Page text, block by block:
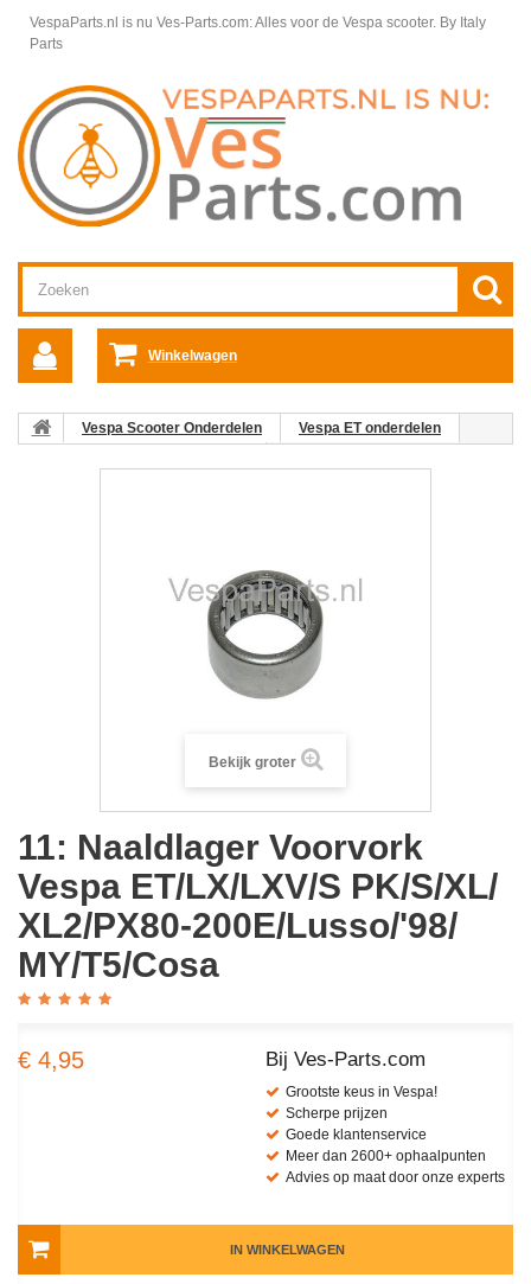
VespaParts.nl is nu Ves-Parts.com: Alles voor de Vespa scooter. By Italy
Parts
Winkelwagen
Vespa Scooter Onderdelen
Vespa ET onderdelen
Bekijk groter
11: Naaldlager Voorvork
Vespa ET/LX/LXV/S PK/​S/​XL/​
XL2/​PX80-200E/​Lusso/​'98/​
MY/​T5/​Cosa
€ 4,95 Bij Ves-Parts.com
Grootste keus in Vespa!
Scherpe prijzen
Goede klantenservice
Meer dan 2600+ ophaalpunten
Advies op maat door onze experts
IN WINKELWAGEN